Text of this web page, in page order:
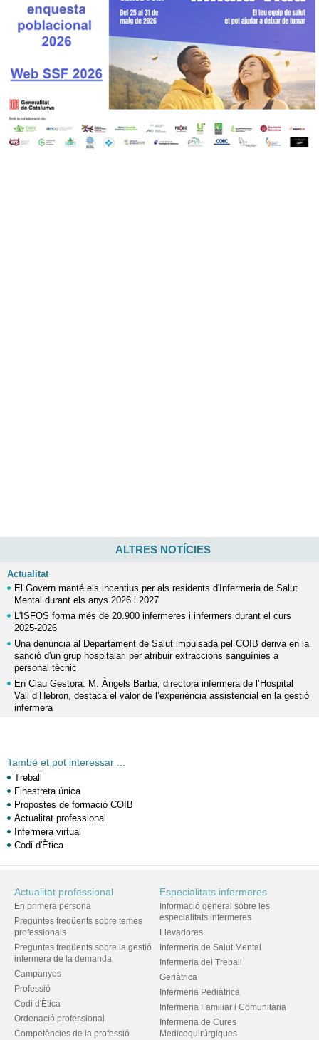
ALTRES NOTÍCIES
Actualitat
El Govern manté els incentius per als residents d'Infermeria de Salut
Mental durant els anys 2026 i 2027
L'ISFOS forma més de 20.900 infermeres i infermers durant el curs
2025-2026
Una denúncia al Departament de Salut impulsada pel COIB deriva en la
sanció d'un grup hospitalari per atribuir extraccions sanguínies a
personal tècnic
En Clau Gestora: M. Àngels Barba, directora infermera de l’Hospital
Vall d’Hebron, destaca el valor de l’experiència assistencial en la gestió
infermera
També et pot interessar ...
Treball
Finestreta única
Propostes de formació COIB
Actualitat professional
Infermera virtual
Codi d'Ètica
Actualitat professional
En primera persona
Preguntes freqüents sobre temes
professionals
Preguntes freqüents sobre la gestió
infermera de la demanda
Campanyes
Professió
Codi d'Ètica
Ordenació professional
Competències de la professió
Especialitats infermeres
Informació general sobre les
especialitats infermeres
Llevadores
Infermeria de Salut Mental
Infermeria del Treball
Geriàtrica
Infermeria Pediàtrica
Infermeria Familiar i Comunitària
Infermeria de Cures
Medicoquirúrgiques